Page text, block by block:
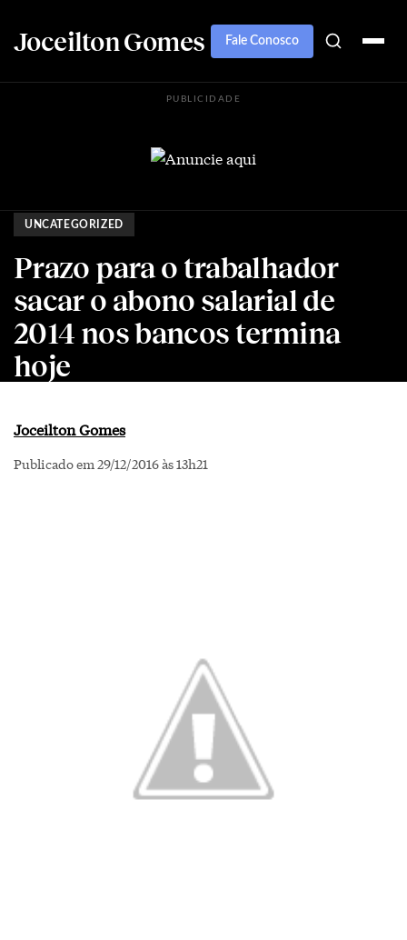
Joceilton Gomes Fale Conosco
PUBLICIDADE
UNCATEGORIZED
Prazo para o trabalhador
sacar o abono salarial de
2014 nos bancos termina
hoje
Joceilton Gomes
Publicado em 29/12/2016 às 13h21